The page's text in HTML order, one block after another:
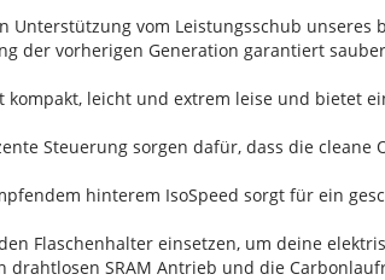
vom Leistungsschub unseres
der vorherigen Generation garantiert
leicht und extrem leise und bietet
Steuerung sorgen dafür, dass die cleane
hinterem IsoSpeed sorgt für ein
Flaschenhalter einsetzen, um deine
drahtlosen SRAM Antrieb und die